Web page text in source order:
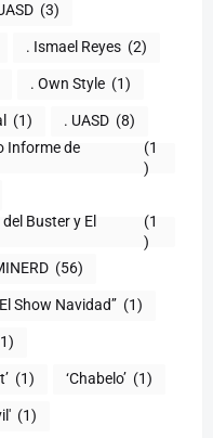
(3)
. Ismael Reyes (2)
. Own Style (1)
(1) . UASD (8)
Informe de
(1
)
Buster y El
(1
)
(56)
Show Navidad’’ (1)
(1) ‘Chabelo’ (1)
(1)